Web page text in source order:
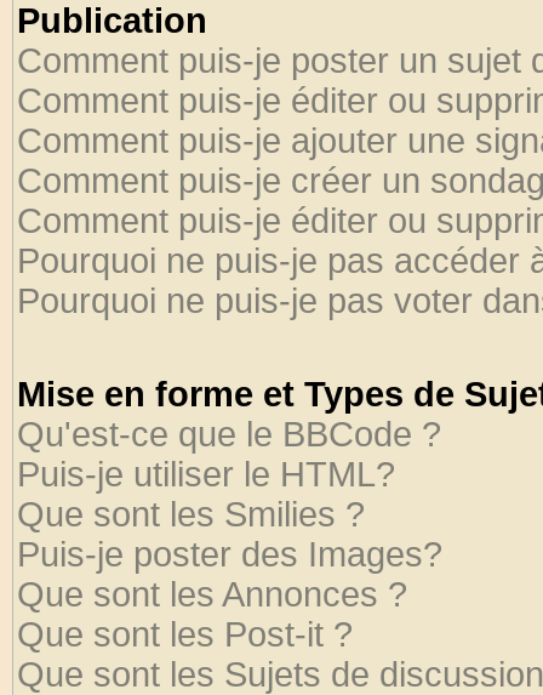
Publication
Comment puis-je poster un sujet
Comment puis-je éditer ou
Comment puis-je ajouter une
Comment puis-je créer un
Comment puis-je éditer ou
Pourquoi ne puis-je pas accéder
Pourquoi ne puis-je pas voter
Mise en forme et Types de
Qu'est-ce que le BBCode ?
Puis-je utiliser le HTML?
Que sont les Smilies ?
Puis-je poster des Images?
Que sont les Annonces ?
Que sont les Post-it ?
Que sont les Sujets de